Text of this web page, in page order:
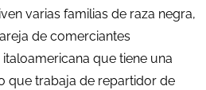
varias familias de raza negra,
de comerciantes
que tiene una
que trabaja de repartidor de